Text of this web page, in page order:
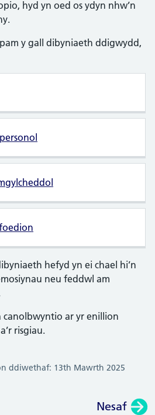
hyd yn oed os ydyn nhw’n
y gall dibyniaeth ddigwydd,
hefyd yn ei chael hi’n
neu feddwl am
canolbwyntio ar yr enillion
risgiau.
ddiwethaf: 13th Mawrth 2025
Nesaf